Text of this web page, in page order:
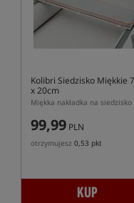
Kolibri Siedzisko Miękkie
x 20cm
99,99 PLN
otrzymujesz 0,53 pkt
KUP